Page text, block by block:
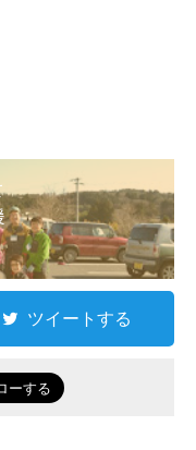
ツイートする